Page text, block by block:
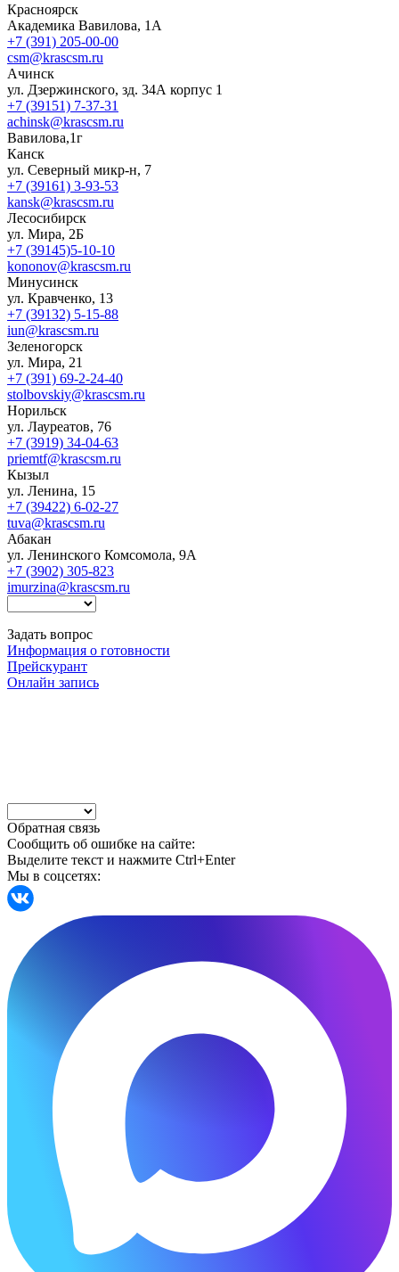
Красноярск
Академика Вавилова, 1А
+7 (391) 205-00-00
csm@krascsm.ru
Ачинск
ул. Дзержинского, зд. 34А корпус 1
+7 (39151) 7-37-31
achinsk@krascsm.ru
Вавилова,1г
Канск
ул. Северный микр-н, 7
+7 (39161) 3-93-53
kansk@krascsm.ru
Лесосибирск
ул. Мира, 2Б
+7 (39145)5-10-10
kononov@krascsm.ru
Минусинск
ул. Кравченко, 13
+7 (39132) 5-15-88
iun@krascsm.ru
Зеленогорск
ул. Мира, 21
+7 (391) 69-2-24-40
stolbovskiy@krascsm.ru
Норильск
ул. Лауреатов, 76
+7 (3919) 34-04-63
priemtf@krascsm.ru
Кызыл
ул. Ленина, 15
+7 (39422) 6-02-27
tuva@krascsm.ru
Абакан
ул. Ленинского Комсомола, 9А
+7 (3902) 305-823
imurzina@krascsm.ru
Задать вопрос
Информация о готовности
Прейскурант
Онлайн запись
Обратная связь
Сообщить об ошибке на сайте:
Выделите текст и нажмите Ctrl+Enter
Мы в соцсетях: